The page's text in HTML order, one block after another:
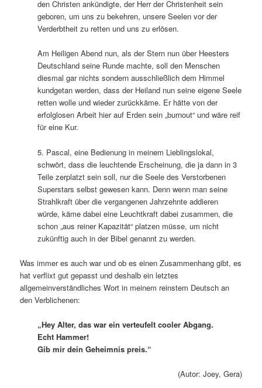
den Christen ankündigte, der Herr der Christenheit sein
geboren, um uns zu bekehren, unsere Seelen vor der
Verderbtheit zu retten und uns zu erlösen.
Am Heiligen Abend nun, als der Stern nun über Heesters
Deutschland seine Runde machte, soll den Menschen
diesmal gar nichts sondern ausschließlich dem Himmel
kundgetan werden, dass der Heiland nun seine eigene Seele
retten wolle und wieder zurückkäme. Er hätte von der
erfolglosen Arbeit hier auf Erden sein „burnout“ und wäre reif
für eine Kur.
5. Pascal, eine Bedienung in meinem Lieblingslokal,
schwört, dass die leuchtende Erscheinung, die ja dann in 3
Teile zerplatzt sein soll, nur die Seele des Verstorbenen
Superstars selbst gewesen kann. Denn wenn man seine
Strahlkraft über die vergangenen Jahrzehnte addieren
würde, käme dabei eine Leuchtkraft dabei zusammen, die
schon „aus reiner Kapazität“ platzen müsse, um nicht
zukünftig auch in der Bibel genannt zu werden.
Was immer es auch war und ob es einen Zusammenhang gibt, es
hat verflixt gut gepasst und deshalb ein letztes
allgemeinverständliches Wort in meinem reinstem Deutsch an
den Verblichenen:
„Hey Alter, das war ein verteufelt cooler Abgang.
Echt Hammer!
Gib mir dein Geheimnis preis.“
(Autor: Joey, Gera)